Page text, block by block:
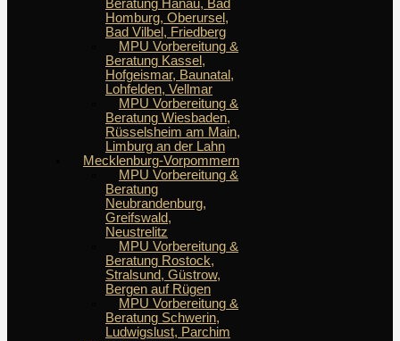
Beratung Hanau, Bad
Homburg, Oberursel,
Bad Vilbel, Friedberg
MPU Vorbereitung &
Beratung Kassel,
Hofgeismar, Baunatal,
Lohfelden, Vellmar
MPU Vorbereitung &
Beratung Wiesbaden,
Rüsselsheim am Main,
Limburg an der Lahn
Mecklenburg-Vorpommern
MPU Vorbereitung &
Beratung
Neubrandenburg,
Greifswald,
Neustrelitz
MPU Vorbereitung &
Beratung Rostock,
Stralsund, Güstrow,
Bergen auf Rügen
MPU Vorbereitung &
Beratung Schwerin,
Ludwigslust, Parchim